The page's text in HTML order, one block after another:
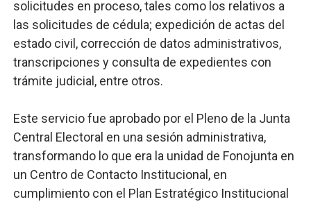
solicitudes en proceso, tales como los relativos a
las solicitudes de cédula; expedición de actas del
estado civil, corrección de datos administrativos,
transcripciones y consulta de expedientes con
trámite judicial, entre otros.
Este servicio fue aprobado por el Pleno de la Junta
Central Electoral en una sesión administrativa,
transformando lo que era la unidad de Fonojunta en
un Centro de Contacto Institucional, en
cumplimiento con el Plan Estratégico Institucional